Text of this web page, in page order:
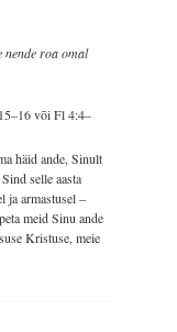
nende roa omal
või Fl 4:4–
häid ande, Sinult
selle aasta
ja armastusel –
meid Sinu ande
Kristuse, meie